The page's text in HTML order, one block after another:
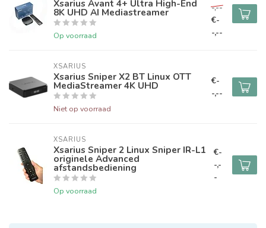
Xsarius Avant 4+ Ultra High-End
8K UHD AI Mediastreamer
Op voorraad
-,--
€-
-,--
XSARIUS
Xsarius Sniper X2 BT Linux OTT
MediaStreamer 4K UHD
Niet op voorraad
€-
-,--
XSARIUS
Xsarius Sniper 2 Linux Sniper IR-L1
originele Advanced
afstandsbediening
Op voorraad
€-
-,-
-